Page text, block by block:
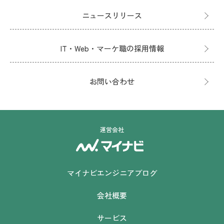
ニュースリリース
IT・Web・マーケ職の採用情報
お問い合わせ
運営会社
マイナビエンジニアブログ
会社概要
サービス